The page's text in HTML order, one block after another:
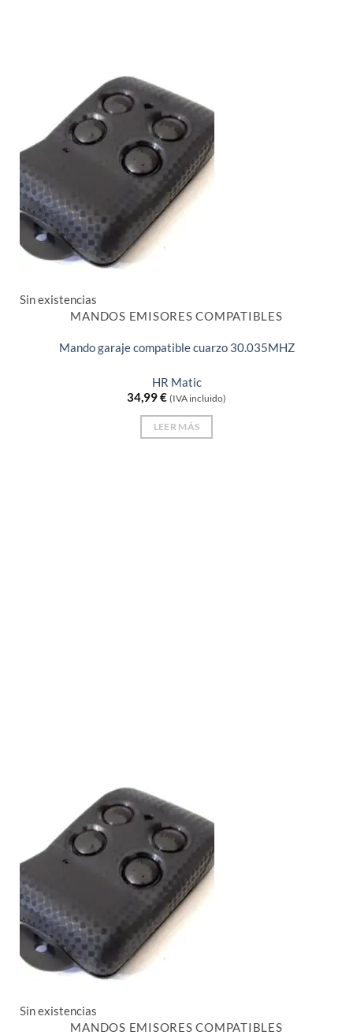
Sin existencias
MANDOS EMISORES COMPATIBLES
Mando garaje compatible cuarzo 30.035MHZ
HR Matic
34,99€ (IVA incluido)
LEER MÁS
Sin existencias
MANDOS EMISORES COMPATIBLES